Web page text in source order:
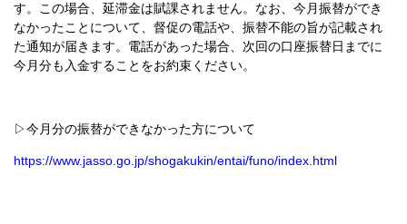
す。この場合、延滞金は賦課されません。なお、今月振替ができ
なかったことについて、督促の電話や、振替不能の旨が記載され
た通知が届きます。電話があった場合、次回の口座振替日までに
今月分も入金することをお約束ください。
▷今月分の振替ができなかった方について
https://www.jasso.go.jp/shogakukin/entai/funo/index.html